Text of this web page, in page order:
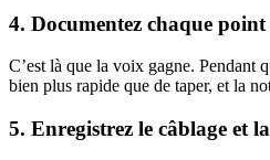
4. Documentez chaque
C’est là que la voix gagne. Pendant
bien plus rapide que de taper, et la
5. Enregistrez le câblage et